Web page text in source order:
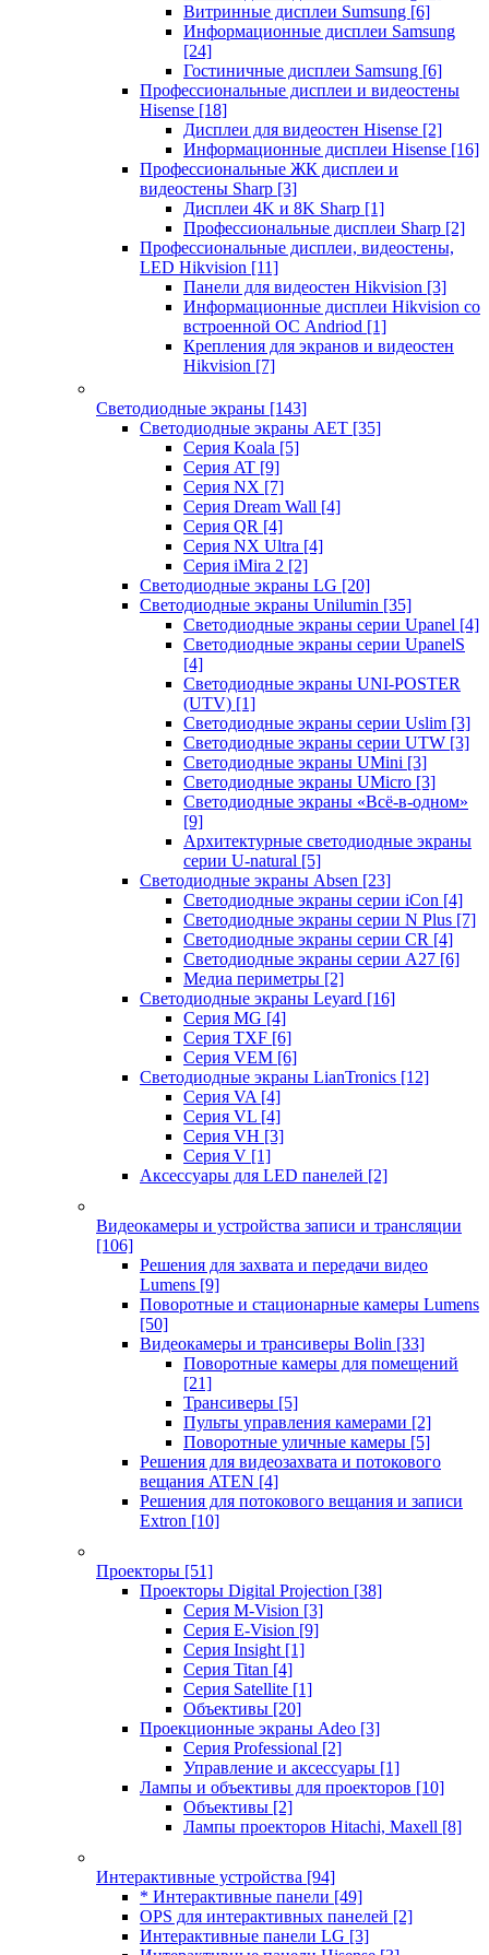
Витринные дисплеи Sumsung [6]
Информационные дисплеи Samsung
[24]
Гостиничные дисплеи Samsung [6]
Профессиональные дисплеи и видеостены
Hisense [18]
Дисплеи для видеостен Hisense [2]
Информационные дисплеи Hisense [16]
Профессиональные ЖК дисплеи и
видеостены Sharp [3]
Дисплеи 4K и 8K Sharp [1]
Профессиональные дисплеи Sharp [2]
Профессиональные дисплеи, видеостены,
LED Hikvision [11]
Панели для видеостен Hikvision [3]
Информационные дисплеи Hikvision со
встроенной ОС Andriod [1]
Крепления для экранов и видеостен
Hikvision [7]
Светодиодные экраны [143]
Светодиодные экраны AET [35]
Cерия Koala [5]
Серия AT [9]
Серия NX [7]
Серия Dream Wall [4]
Серия QR [4]
Серия NX Ultra [4]
Серия iMira 2 [2]
Светодиодные экраны LG [20]
Светодиодные экраны Unilumin [35]
Светодиодные экраны серии Upanel [4]
Светодиодные экраны серии UpanelS
[4]
Светодиодные экраны UNI-POSTER
(UTV) [1]
Светодиодные экраны серии Uslim [3]
Светодиодные экраны серии UTW [3]
Светодиодные экраны UMini [3]
Светодиодные экраны UMicro [3]
Светодиодные экраны «Всё-в-одном»
[9]
Архитектурные светодиодные экраны
серии U-natural [5]
Светодиодные экраны Absen [23]
Светодиодные экраны серии iCon [4]
Светодиодные экраны серии N Plus [7]
Светодиодные экраны серии CR [4]
Светодиодные экраны серии А27 [6]
Медиа периметры [2]
Светодиодные экраны Leyard [16]
Серия MG [4]
Серия TXF [6]
Серия VEM [6]
Светодиодные экраны LianTronics [12]
Серия VA [4]
Серия VL [4]
Серия VH [3]
Серия V [1]
Аксессуары для LED панелей [2]
Видеокамеры и устройства записи и трансляции
[106]
Решения для захвата и передачи видео
Lumens [9]
Поворотные и стационарные камеры Lumens
[50]
Видеокамеры и трансиверы Bolin [33]
Поворотные камеры для помещений
[21]
Трансиверы [5]
Пульты управления камерами [2]
Поворотные уличные камеры [5]
Решения для видеозахвата и потокового
вещания ATEN [4]
Решения для потокового вещания и записи
Extron [10]
Проекторы [51]
Проекторы Digital Projection [38]
Серия M-Vision [3]
Серия E-Vision [9]
Серия Insight [1]
Серия Titan [4]
Серия Satellite [1]
Объективы [20]
Проекционные экраны Adeo [3]
Серия Professional [2]
Управление и аксессуары [1]
Лампы и объективы для проекторов [10]
Объективы [2]
Лампы проекторов Hitachi, Maxell [8]
Интерактивные устройства [94]
* Интерактивные панели [49]
OPS для интерактивных панелей [2]
Интерактивные панели LG [3]